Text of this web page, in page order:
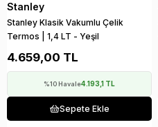
Stanley
Stanley Klasik Vakumlu Çelik
Termos | 1,4 LT - Yeşil
4.659,00 TL
%10 Havale4.193,1 TL
Sepete Ekle